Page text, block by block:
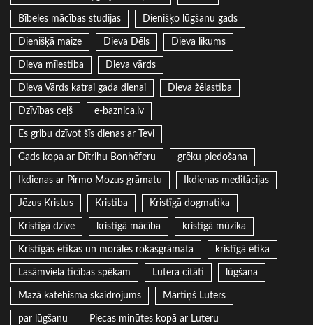
Bībeles mācības studijas Dienišķo lūgšanu gads
Dienišķā maize Dieva Dēls Dieva likums
Dieva mīlestība Dieva vārds
Dieva Vārds katrai gada dienai Dieva žēlastība
Dzīvības ceļš e-baznica.lv
Es gribu dzīvot šīs dienas ar Tevi
Gads kopa ar Dītrihu Bonhēferu grēku piedošana
Ikdienas ar Pirmo Mozus grāmatu Ikdienas meditācijas
Jēzus Kristus Kristība Kristīgā dogmatika
Kristīgā dzīve kristīgā mācība kristīgā mūzika
Kristīgās ētikas un morāles rokasgrāmata kristīgā ētika
Lasāmviela ticības spēkam Lutera citāti lūgšana
Mazā katehisma skaidrojums Mārtiņš Luters
par lūgšanu Piecas minūtes kopā ar Luteru